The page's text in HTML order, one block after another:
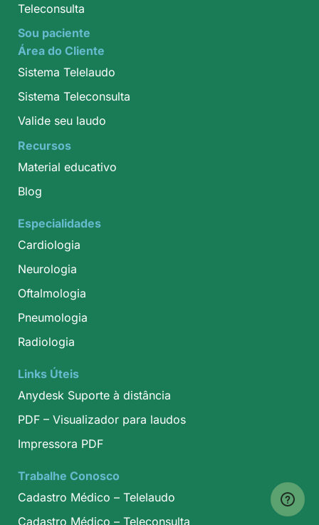
Teleconsulta
Sou paciente
Área do Cliente
Sistema Telelaudo
Sistema Teleconsulta
Valide seu laudo
Recursos
Material educativo
Blog
Especialidades
Cardiologia
Neurologia
Oftalmologia
Pneumologia
Radiologia
Links Úteis
Anydesk Suporte à distância
PDF – Visualizador para laudos
Impressora PDF
Trabalhe Conosco
Cadastro Médico – Telelaudo
Cadastro Médico – Teleconsulta